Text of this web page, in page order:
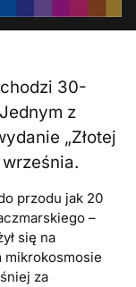
30-
z
„Złotej
września.
przodu jak 20
–
się na
mikrokosmosie
za